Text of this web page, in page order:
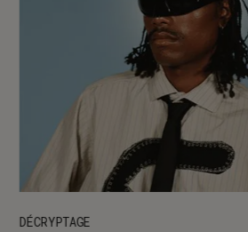
DÉCRYPTAGE